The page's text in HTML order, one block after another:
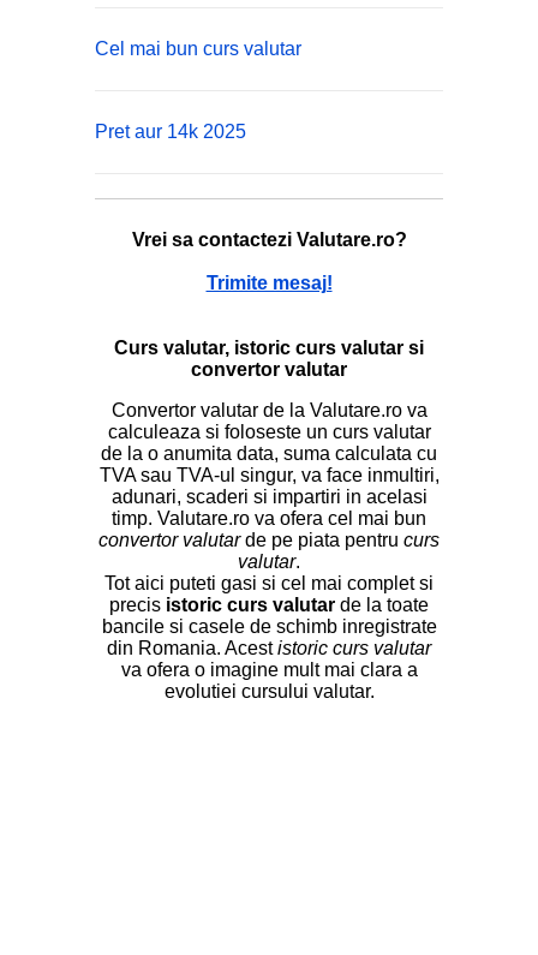
Cel mai bun curs valutar
Pret aur 14k 2025
Vrei sa contactezi Valutare.ro?
Trimite mesaj!
Curs valutar, istoric curs valutar si
convertor valutar
Convertor valutar de la Valutare.ro va
calculeaza si foloseste un curs valutar
de la o anumita data, suma calculata cu
TVA sau TVA-ul singur, va face inmultiri,
adunari, scaderi si impartiri in acelasi
timp. Valutare.ro va ofera cel mai bun
convertor valutarde pe piata pentru curs
valutar.
Tot aici puteti gasi si cel mai complet si
precis istoric curs valutar de la toate
bancile si casele de schimb inregistrate
din Romania. Acestistoric curs valutar
va ofera o imagine mult mai clara a
evolutiei cursului valutar.